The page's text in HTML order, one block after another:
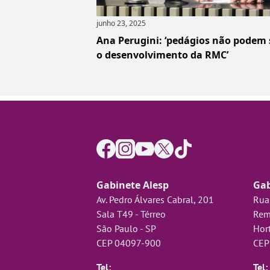
junho 23, 2025
Ana Perugini: ‘pedágios não
o desenvolvimento da RMC’
Gabinete Alesp
Av. Pedro Álvares Cabral, 201
Sala T49 - Térreo
São Paulo - SP
CEP 04097-900
Tel:
Tel: